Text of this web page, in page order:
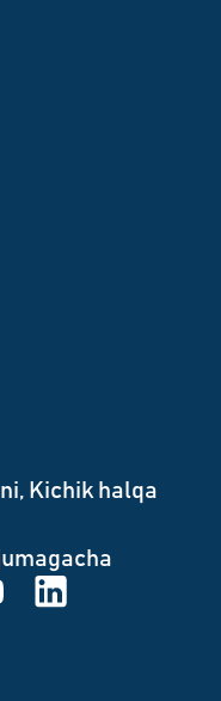
Kichik halqa